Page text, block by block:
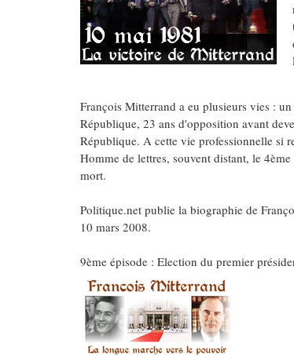
François Mitterrand a eu plusieurs vies :
République, 23 ans d'opposition avant
République. A cette vie professionnelle si
Homme de lettres, souvent distant, le
mort.
Politique.net publie la biographie de
10 mars 2008.
9ème épisode : Election du premier